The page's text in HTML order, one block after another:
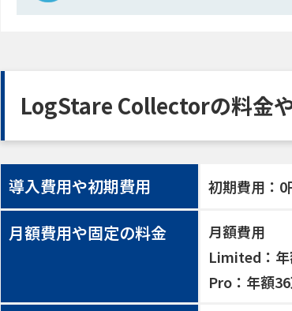
LogStare Collectorの料金
導入費用や初期費用 初期費用：0
月額費用や固定の料金
月額費用
Limited：年
Pro：年額